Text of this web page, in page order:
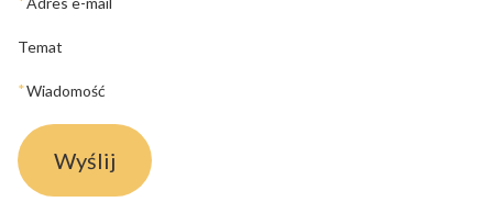
Temat
*Wiadomość
Wyślij